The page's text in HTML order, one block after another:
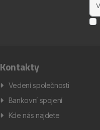
Kontakty
Vedení společnosti
Bankovní spojení
Kde nás najdete